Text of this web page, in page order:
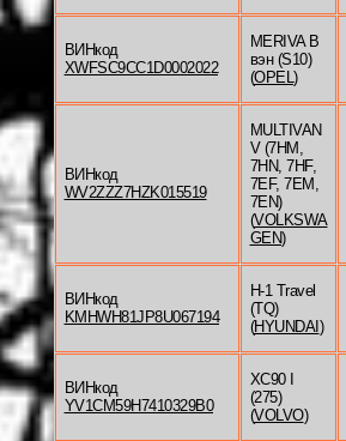
ВИНкод
XWFSC9CC1D0002022
MERIVA B
вэн (S10)
(OPEL)
ВИНкод
WV2ZZZ7HZK015519
MULTIVAN
V (7HM,
7HN, 7HF,
7EF, 7EM,
7EN)
(VOLKSWA
GEN)
ВИНкод
KMHWH81JP8U067194
H-1 Travel
(TQ)
(HYUNDAI )
ВИНкод
YV1CM59H7410329B0
XC90 I
(275)
(VOLVO)